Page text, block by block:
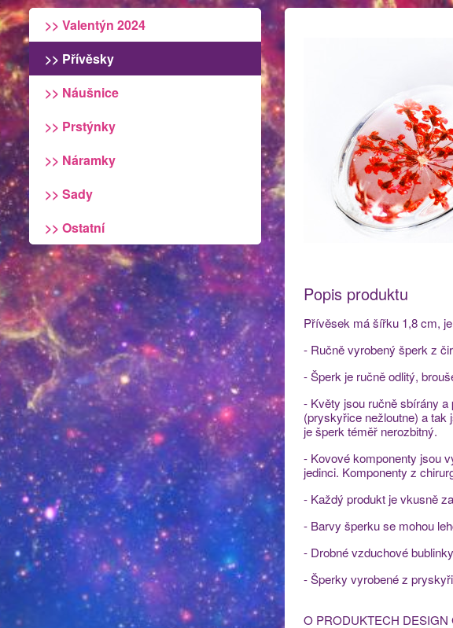
>> Valentýn 2024
>> Přívěsky
>> Náušnice
>> Prstýnky
>> Náramky
>> Sady
>> Ostatní
Popis produktu
Přívěsek má šířku 1,8 cm,
- Ručně vyrobený šperk z
- Šperk je ručně odlitý,
- Květy jsou ručně sbírány
(pryskyřice nežloutne) a
je šperk téměř nerozbitný.
- Kovové komponenty jsou
jedinci. Komponenty z
- Každý produkt je vkusně
- Barvy šperku se mohou
- Drobné vzduchové
- Šperky vyrobené z
O PRODUKTECH DESIGN